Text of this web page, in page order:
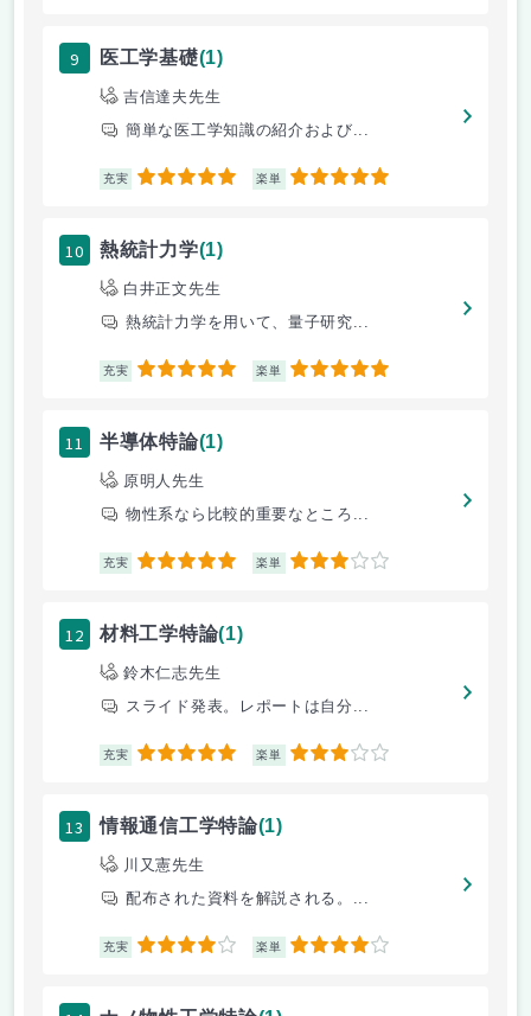
9 医工学基礎(1)
吉信達夫先生
簡単な医工学知識の紹介および...
充実 5 楽単 5
10 熱統計力学(1)
白井正文先生
熱統計力学を用いて、量子研究...
充実 5 楽単 5
11 半導体特論(1)
原明人先生
物性系なら比較的重要なところ...
充実 5 楽単 3
12 材料工学特論(1)
鈴木仁志先生
スライド発表。レポートは自分...
充実 5 楽単 3
13 情報通信工学特論(1)
川又憲先生
配布された資料を解説される。...
充実 4 楽単 4